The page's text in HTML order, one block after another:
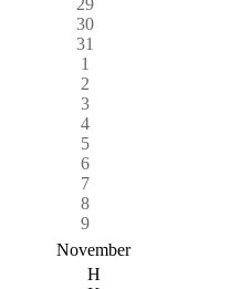
30
31
1
2
3
4
5
6
7
8
9
November
H